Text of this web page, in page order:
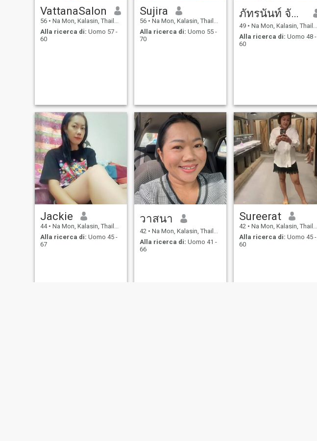
VattanaSalon
56 • Na Mon, Kalasin, Thailandia
Alla ricerca di: Uomo 57 -
60
Sujira
56 • Na Mon, Kalasin, Thailandia
Alla ricerca di: Uomo 55 -
70
ภัทรนันท์ จันทะคัด
49 • Na Mon, Kalasin, Thailandia
Alla ricerca di: Uomo 48 -
60
Jackie
44 • Na Mon, Kalasin, Thailandia
Alla ricerca di: Uomo 45 -
67
วาสนา
42 • Na Mon, Kalasin, Thailandia
Alla ricerca di: Uomo 41 -
66
Sureerat
42 • Na Mon, Kalasin, Thailandia
Alla ricerca di: Uomo 45 -
60